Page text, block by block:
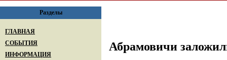
Разделы
ГЛАВНАЯ
СОБЫТИЯ
ИНФОРМАЦИЯ
Абрамовичи